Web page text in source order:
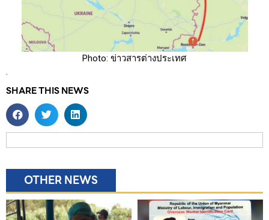
Photo: ข่าวสารต่างประเทศ
.
SHARE THIS NEWS
OTHER NEWS